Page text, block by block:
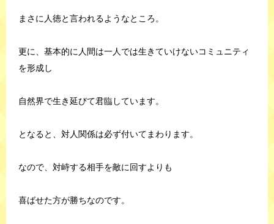
まさに人徳と言われるようなところ。
更に、基本的に人間は一人では生きていけないコミュニティ
を形成し
自然界で生き延びて君臨しています。
となると、対人関係は必ず付いてまわります。
なので、対峙する相手を敵に回すよりも
喜ばせた方が勝ちなのです。